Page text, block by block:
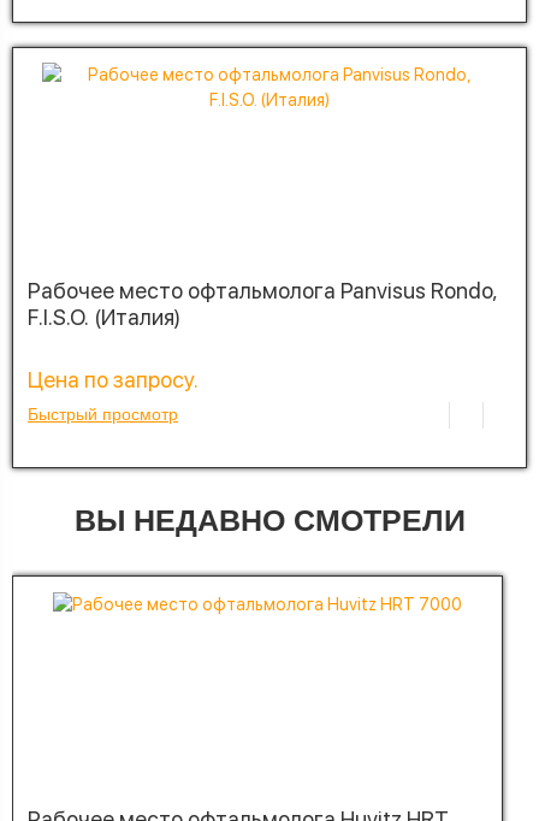
Рабочее место офтальмолога Panvisus Rondo,
F.I.S.O. (Италия)
Цена по запросу.
Быстрый просмотр
ВЫ НЕДАВНО СМОТРЕЛИ